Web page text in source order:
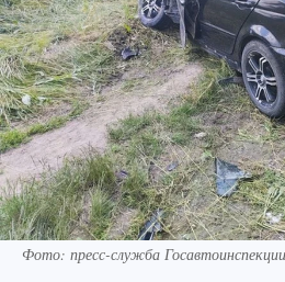
Фото: пресс-служба